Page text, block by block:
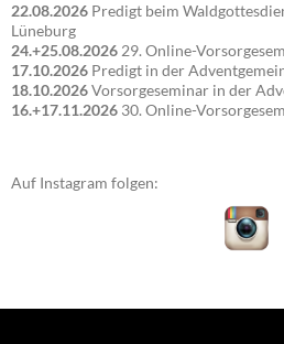
22.08.2026 Predigt beim
Lüneburg
24.+25.08.2026 29. Online-
17.10.2026 Predigt in der
18.10.2026Vorsorgeseminar in der
16.+17.11.2026 30. Online-
Auf Instagram folgen: